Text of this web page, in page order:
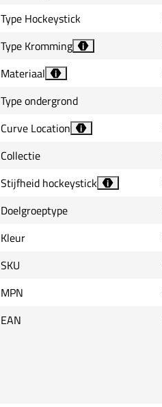
Type Hockeystick
Type Kromming
i
Materiaal
i
Type ondergrond
Curve Location
i
Collectie
Stijfheid hockeystick
i
Doelgroeptype
Kleur
SKU
MPN
EAN